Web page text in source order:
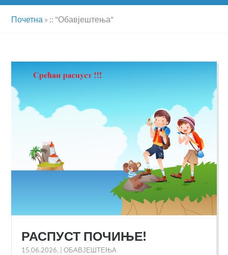
Почетна » :: "Обавјештења"
РАСПУСТ ПОЧИЊЕ!
15.06.2026. |ОБАВЈЕШТЕЊА